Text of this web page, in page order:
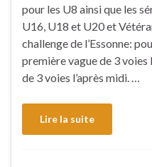
pour les U8 ainsi que les
U16, U18 et U20 et
challenge de l’Essonne:
première vague de 3 voies
de 3 voies l’après midi. …
Lire la suite